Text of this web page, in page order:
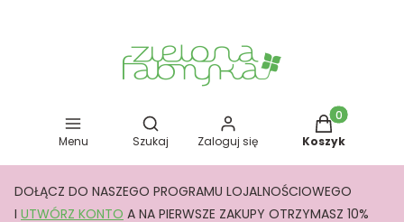
Menu
Otwórz wyszukiwarkę
Szukaj Zaloguj się
Produkty w
Koszyk
DOŁĄCZ DO NASZEGO PROGRAMU LOJALNOŚCIOWEGO
I UTWÓRZ KONTO A NA PIERWSZE ZAKUPY OTRZYMASZ 10%